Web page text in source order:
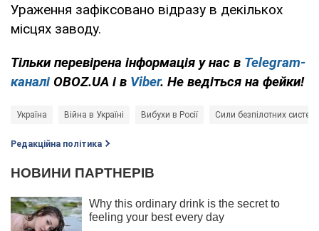
Ураження зафіксовано відразу в декількох
місцях заводу.
Тільки перевірена інформація у нас в Telegram-
каналі OBOZ.UA і в Viber. Не ведіться на фейки!
Україна Війна в Україні Вибухи в Росії Сили безпілотних
Редакційна політика